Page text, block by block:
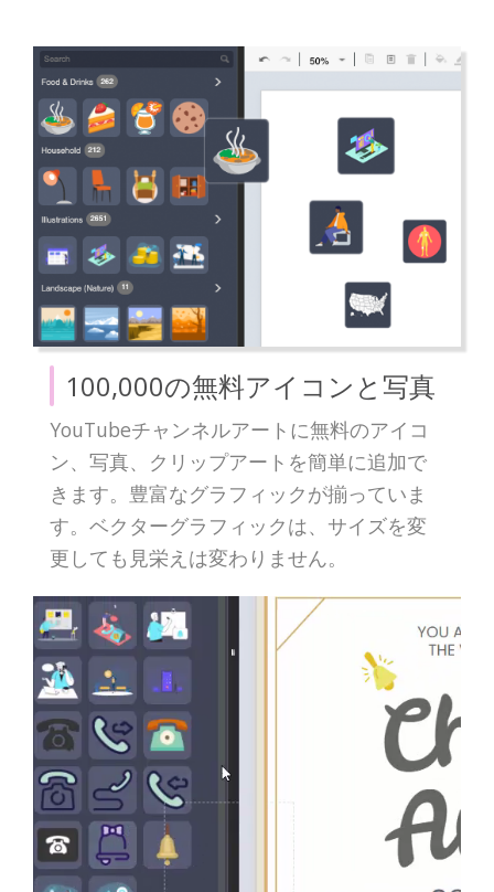
100,000の無料アイコンと写真
YouTubeチャンネルアートに無料のアイコ
ン、写真、クリップアートを簡単に追加で
きます。豊富なグラフィックが揃っていま
す。ベクターグラフィックは、サイズを変
更しても見栄えは変わりません。